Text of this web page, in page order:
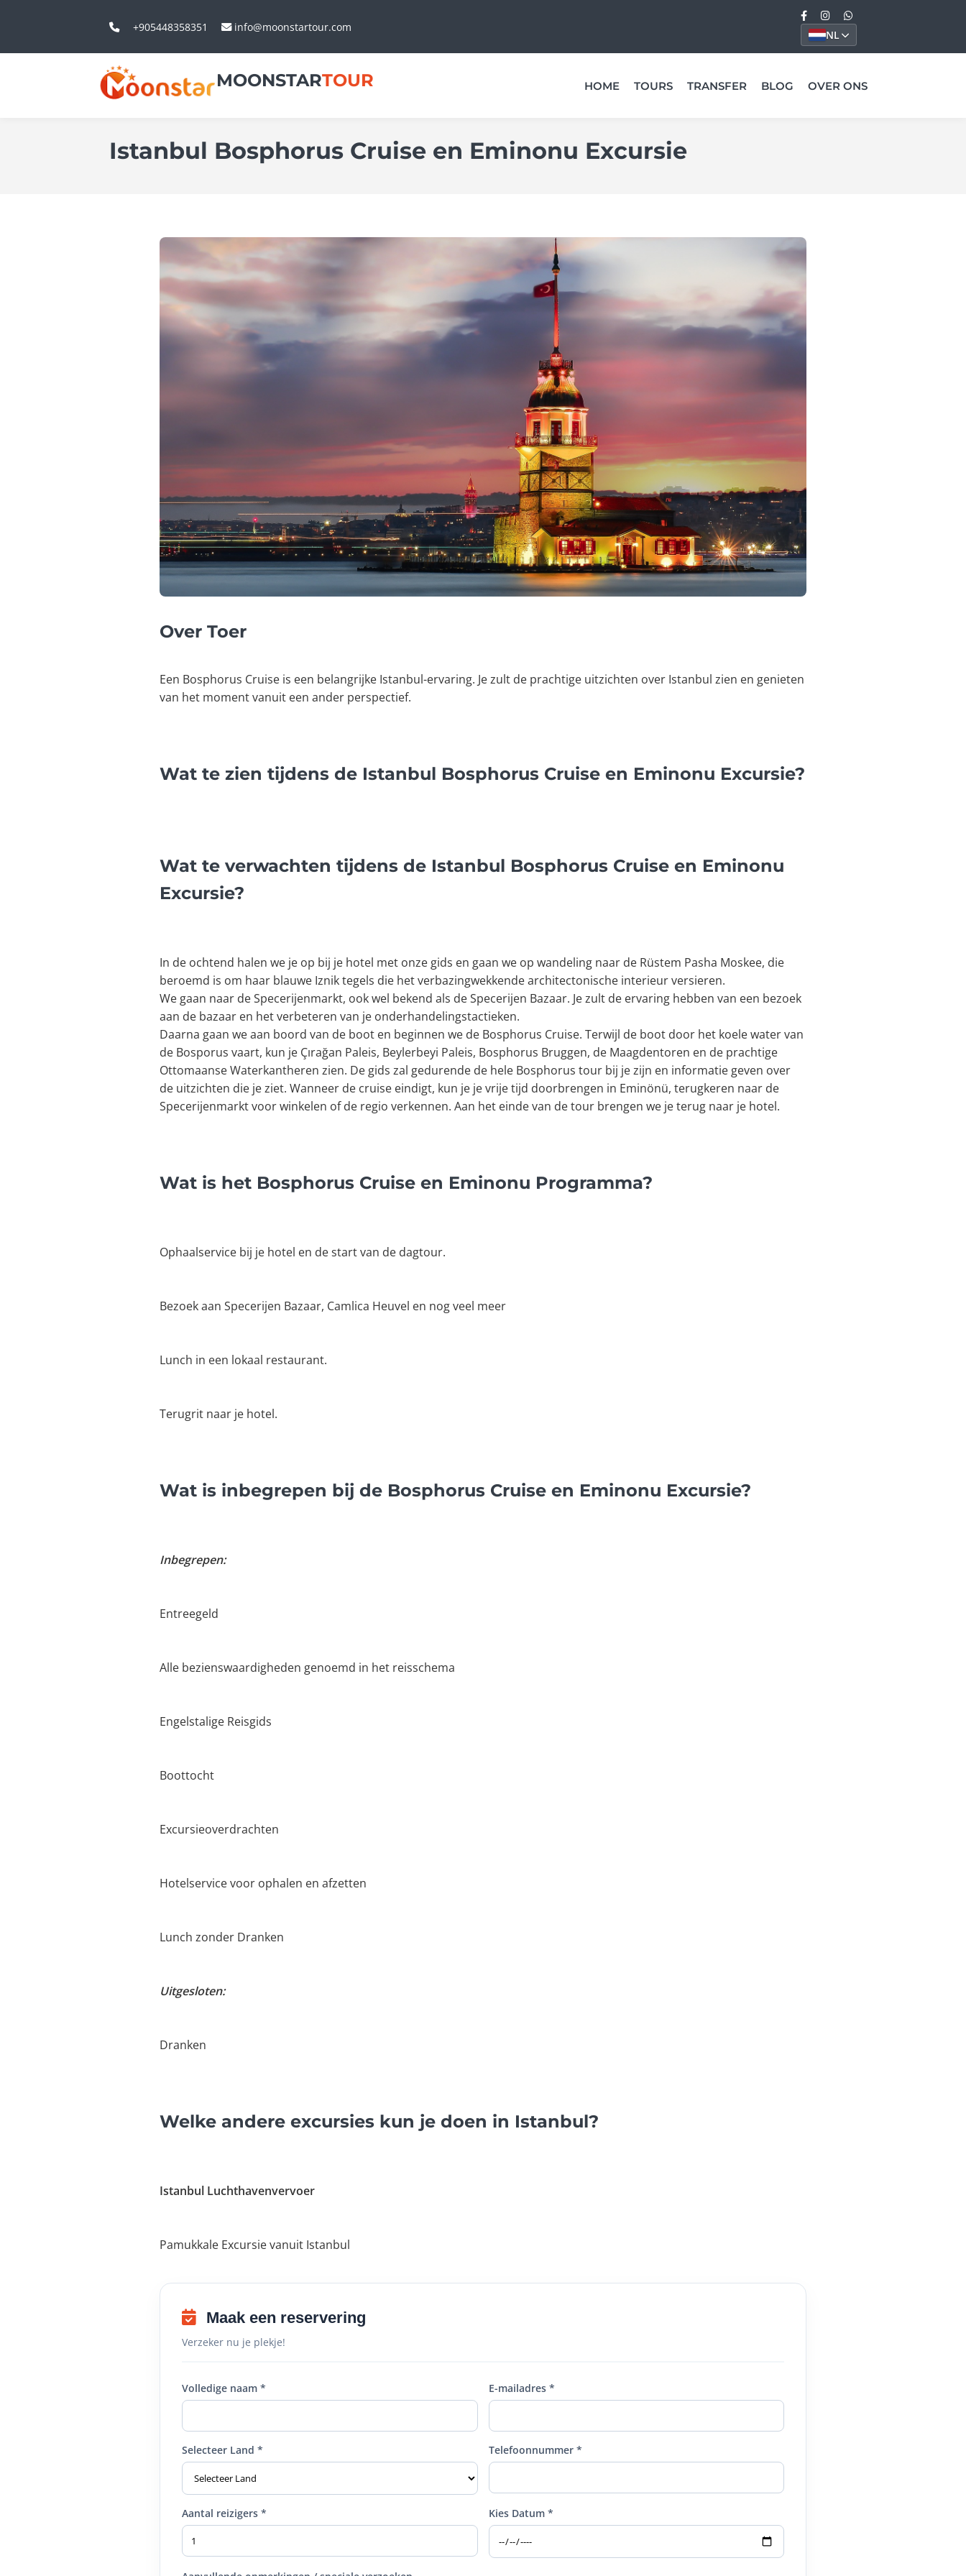
+905448358351 info@moonstartour.com
NL
MOONSTARTOUR HOME TOURS TRANSFER BLOG OVER ONS
Istanbul Bosphorus Cruise en Eminonu Excursie
Over Toer
Een Bosphorus Cruise is een belangrijke Istanbul-ervaring. Je zult de prachtige uitzichten over Istanbul zien en genieten
van het moment vanuit een ander perspectief.
Wat te zien tijdens de Istanbul Bosphorus Cruise en Eminonu Excursie?
Wat te verwachten tijdens de Istanbul Bosphorus Cruise en Eminonu
Excursie?
In de ochtend halen we je op bij je hotel met onze gids en gaan we op wandeling naar de Rüstem Pasha Moskee, die
beroemd is om haar blauwe Iznik tegels die het verbazingwekkende architectonische interieur versieren.
We gaan naar de Specerijenmarkt, ook wel bekend als de Specerijen Bazaar. Je zult de ervaring hebben van een bezoek
aan de bazaar en het verbeteren van je onderhandelingstactieken.
Daarna gaan we aan boord van de boot en beginnen we de Bosphorus Cruise. Terwijl de boot door het koele water van
de Bosporus vaart, kun je Çırağan Paleis, Beylerbeyi Paleis, Bosphorus Bruggen, de Maagdentoren en de prachtige
Ottomaanse Waterkantheren zien. De gids zal gedurende de hele Bosphorus tour bij je zijn en informatie geven over
de uitzichten die je ziet. Wanneer de cruise eindigt, kun je je vrije tijd doorbrengen in Eminönü, terugkeren naar de
Specerijenmarkt voor winkelen of de regio verkennen. Aan het einde van de tour brengen we je terug naar je hotel.
Wat is het Bosphorus Cruise en Eminonu Programma?
Ophaalservice bij je hotel en de start van de dagtour.
Bezoek aan Specerijen Bazaar, Camlica Heuvel en nog veel meer
Lunch in een lokaal restaurant.
Terugrit naar je hotel.
Wat is inbegrepen bij de Bosphorus Cruise en Eminonu Excursie?
Inbegrepen:
Entreegeld
Alle bezienswaardigheden genoemd in het reisschema
Engelstalige Reisgids
Boottocht
Excursieoverdrachten
Hotelservice voor ophalen en afzetten
Lunch zonder Dranken
Uitgesloten:
Dranken
Welke andere excursies kun je doen in Istanbul?
Istanbul Luchthavenvervoer
Pamukkale Excursie vanuit Istanbul
Maak een reservering
Verzeker nu je plekje!
Volledige naam * E-mailadres *
Selecteer Land * Telefoonnummer *
Aantal reizigers * Kies Datum *